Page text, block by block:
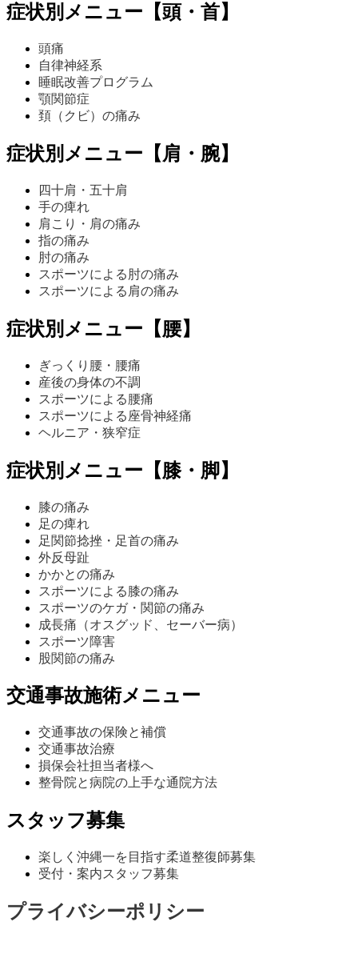
症状別メニュー【頭・首】
頭痛
自律神経系
睡眠改善プログラム
顎関節症
頚（クビ）の痛み
症状別メニュー【肩・腕】
四十肩・五十肩
手の痺れ
肩こり・肩の痛み
指の痛み
肘の痛み
スポーツによる肘の痛み
スポーツによる肩の痛み
症状別メニュー【腰】
ぎっくり腰・腰痛
産後の身体の不調
スポーツによる腰痛
スポーツによる座骨神経痛
ヘルニア・狭窄症
症状別メニュー【膝・脚】
膝の痛み
足の痺れ
足関節捻挫・足首の痛み
外反母趾
かかとの痛み
スポーツによる膝の痛み
スポーツのケガ・関節の痛み
成長痛（オスグッド、セーバー病）
スポーツ障害
股関節の痛み
交通事故施術メニュー
交通事故の保険と補償
交通事故治療
損保会社担当者様へ
整骨院と病院の上手な通院方法
スタッフ募集
楽しく沖縄一を目指す柔道整復師募集
受付・案内スタッフ募集
プライバシーポリシー